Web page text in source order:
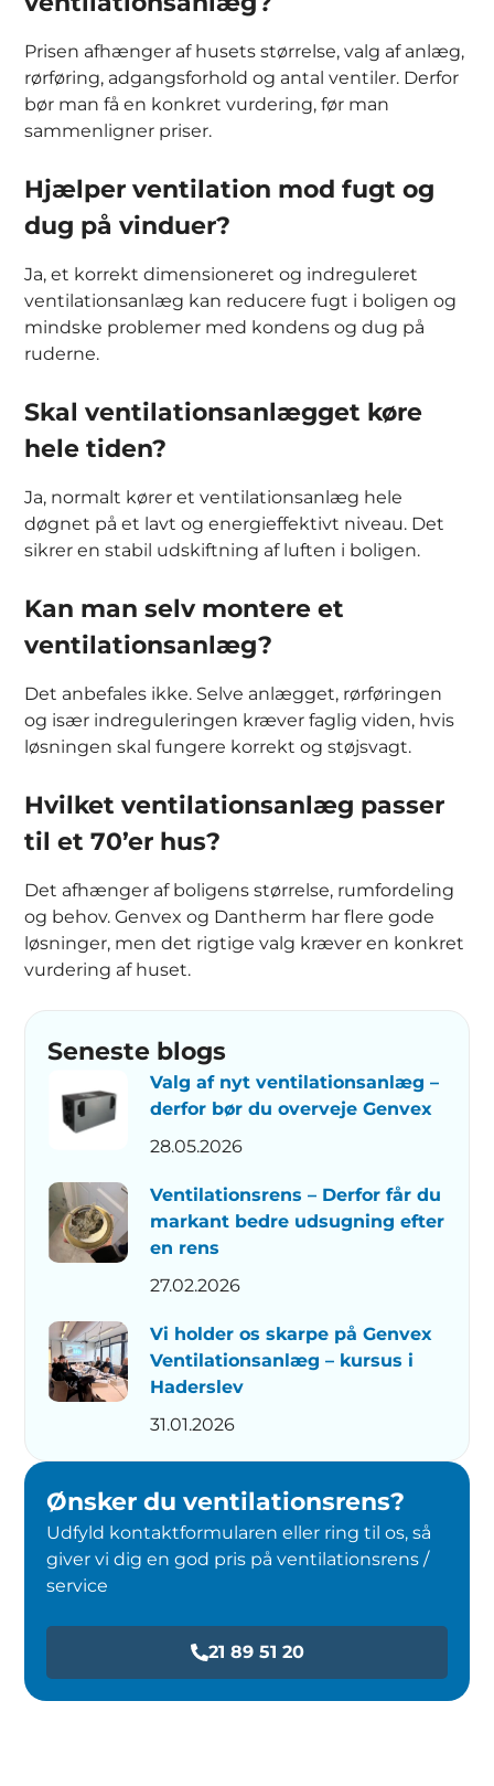
Prisen afhænger af husets størrelse, valg af anlæg,
rørføring, adgangsforhold og antal ventiler. Derfor
bør man få en konkret vurdering, før man
sammenligner priser.
Hjælper ventilation mod fugt og
dug på vinduer?
Ja, et korrekt dimensioneret og indreguleret
ventilationsanlæg kan reducere fugt i boligen og
mindske problemer med kondens og dug på
ruderne.
Skal ventilationsanlægget køre
hele tiden?
Ja, normalt kører et ventilationsanlæg hele
døgnet på et lavt og energieffektivt niveau. Det
sikrer en stabil udskiftning af luften i boligen.
Kan man selv montere et
ventilationsanlæg?
Det anbefales ikke. Selve anlægget, rørføringen
og især indreguleringen kræver faglig viden, hvis
løsningen skal fungere korrekt og støjsvagt.
Hvilket ventilationsanlæg passer
til et 70’er hus?
Det afhænger af boligens størrelse, rumfordeling
og behov. Genvex og Dantherm har flere gode
løsninger, men det rigtige valg kræver en konkret
vurdering af huset.
Seneste blogs
Valg af nyt ventilationsanlæg –
derfor bør du overveje Genvex
28.05.2026
Ventilationsrens – Derfor får du
markant bedre udsugning efter
en rens
27.02.2026
Vi holder os skarpe på Genvex
Ventilationsanlæg – kursus i
Haderslev
31.01.2026
Ønsker du ventilationsrens?
Udfyld kontaktformularen eller ring til os, så
giver vi dig en god pris på ventilationsrens /
service
21 89 51 20